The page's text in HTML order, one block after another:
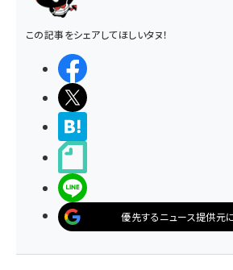
この記事をシェアしてほしいタヌ！
優先するニュース提供元